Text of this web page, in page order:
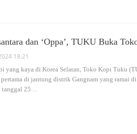
dan ‘Oppa’, TUKU Buka
18:21
yang kaya di Korea Selatan, Toko Kopi Tuku
di jantung distrik Gangnam yang ramai
tanggal 25…